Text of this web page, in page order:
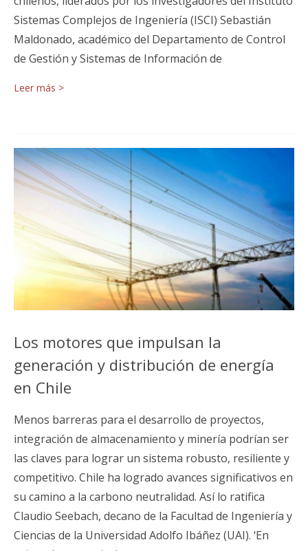
Sistemas Complejos de Ingeniería (ISCI) Sebastián
Maldonado, académico del Departamento de Control
de Gestión y Sistemas de Información de
Leer más >
Los motores que impulsan la
generación y distribución de energía
en Chile
Menos barreras para el desarrollo de proyectos,
integración de almacenamiento y minería podrían ser
las claves para lograr un sistema robusto, resiliente y
competitivo. Chile ha logrado avances significativos en
su camino a la carbono neutralidad. Así lo ratifica
Claudio Seebach, decano de la Facultad de Ingeniería y
Ciencias de la Universidad Adolfo Ibáñez (UAI). ‘En